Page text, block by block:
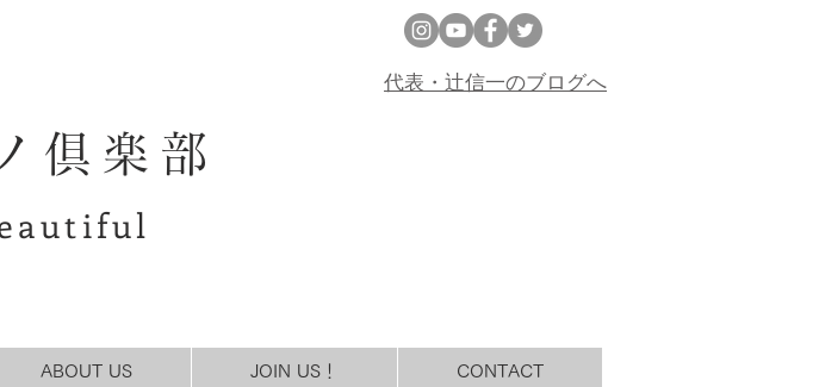
倶楽部
代表・辻信一のブログへ
ABOUT US JOIN US！ CONTACT